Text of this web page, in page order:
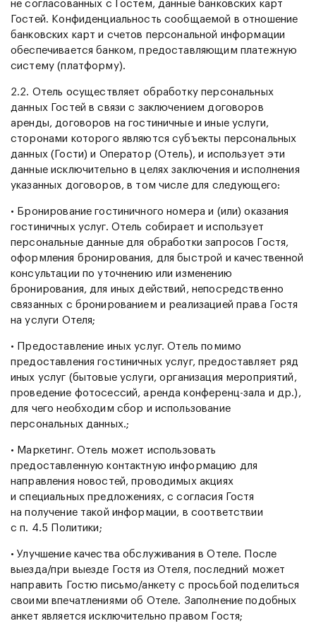
не согласованных с Гостем, данные банковских карт
Гостей. Конфиденциальность сообщаемой в отношение
банковских карт и счетов персональной информации
обеспечивается банком, предоставляющим платежную
систему (платформу).
2.2. Отель осуществляет обработку персональных
данных Гостей в связи с заключением договоров
аренды, договоров на гостиничные и иные услуги,
сторонами которого являются субъекты персональных
данных (Гости) и Оператор (Отель), и использует эти
данные исключительно в целях заключения и исполнения
указанных договоров, в том числе для следующего:
• Бронирование гостиничного номера и (или) оказания
гостиничных услуг. Отель собирает и использует
персональные данные для обработки запросов Гостя,
оформления бронирования, для быстрой и качественной
консультации по уточнению или изменению
бронирования, для иных действий, непосредственно
связанных с бронированием и реализацией права Гостя
на услуги Отеля;
• Предоставление иных услуг. Отель помимо
предоставления гостиничных услуг, предоставляет ряд
иных услуг (бытовые услуги, организация мероприятий,
проведение фотосессий, аренда конференц-зала и др.),
для чего необходим сбор и использование
персональных данных.;
• Маркетинг. Отель может использовать
предоставленную контактную информацию для
направления новостей, проводимых акциях
и специальных предложениях, с согласия Гостя
на получение такой информации, в соответствии
с п. 4.5 Политики;
• Улучшение качества обслуживания в Отеле. После
выезда/при выезде Гостя из Отеля, последний может
направить Гостю письмо/анкету с просьбой поделиться
своими впечатлениями об Отеле. Заполнение подобных
анкет является исключительно правом Гостя;